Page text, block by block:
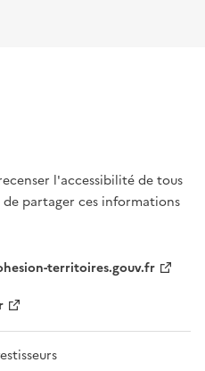
l'accessibilité de tous
partager ces informations
territoires.gouv.fr